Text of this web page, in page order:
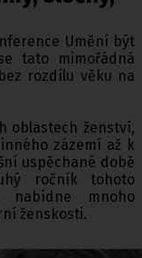
Umění být
tato mimořádná
rozdílu věku na
oblastech ženství,
zázemí až k
uspěchané době
ročník tohoto
nabídne mnoho
ženskosti.